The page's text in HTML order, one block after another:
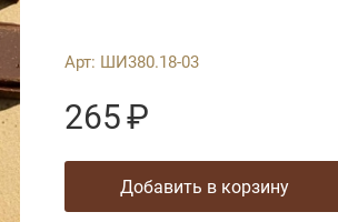
Арт: ШИ380.18-03
265₽
добавить в корзину